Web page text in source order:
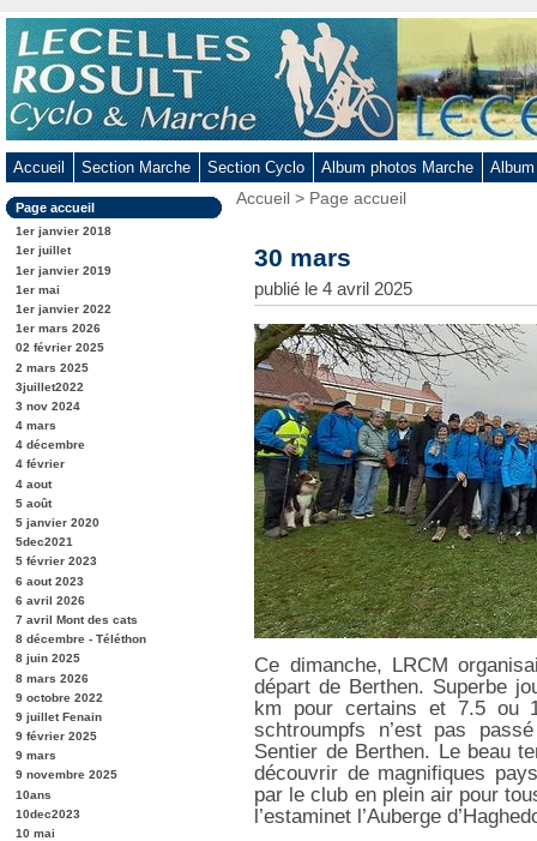
Aller
au
contenu
-
Aller
menu
principal
-
Aller
à
la
recherche
Accueil Section Marche Section Cyclo Album photos Marche
Dans
la
rubrique
:
Page accueil
1er janvier 2018
1er juillet
1er janvier 2019
1er mai
1er janvier 2022
1er mars 2026
02 février 2025
2 mars 2025
3juillet2022
3 nov 2024
4 mars
4 décembre
4 février
4 aout
5 août
5 janvier 2020
5dec2021
5 février 2023
6 aout 2023
6 avril 2026
7 avril Mont des cats
8 décembre - Téléthon
8 juin 2025
8 mars 2026
9 octobre 2022
9 juillet Fenain
9 février 2025
9 mars
9 novembre 2025
10ans
10dec2023
10 mai
Vous
Accueil > Page accueil
30 mars
publié le 4 avril 2025
Ce dimanche, LRCM
départ de Berthen. Superbe
km pour certains et 7.5 ou
schtroumpfs n’est pas
Sentier de Berthen. Le beau
découvrir de magnifiques
par le club en plein air pour
l’estaminet l’Auberge